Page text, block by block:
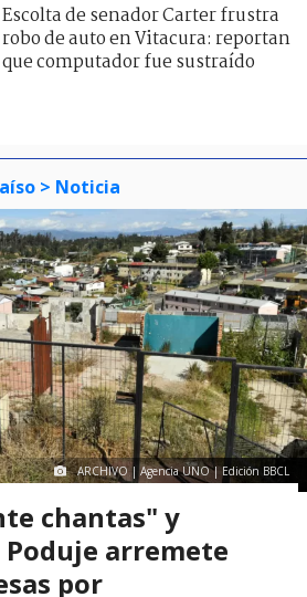
Escolta de senador Carter frustra
robo de auto en Vitacura: reportan
que computador fue sustraído
> Noticia
ARCHIVO | Agencia UNO | Edición BBCL
chantas" y
arremete
por